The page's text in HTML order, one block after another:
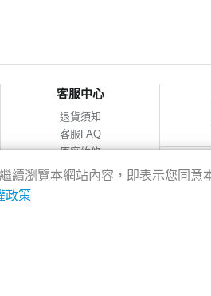
客服中心
退貨須知
客服FAQ
原廠維修
網購包裝減量
續瀏覽本網站內容，即表示您同意
政策